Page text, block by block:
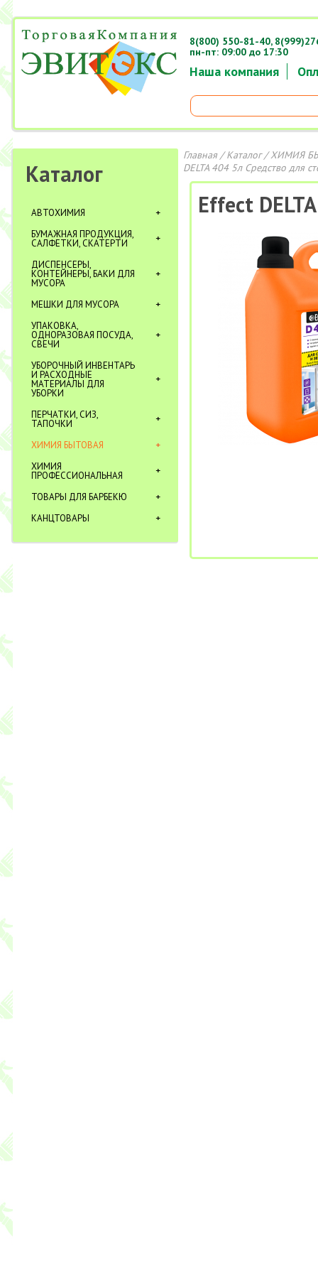
Наша компания
8(800) 550-81-40,
пн-пт: 09:00 до 17:30
Каталог
АВТОХИМИЯ
БУМАЖНАЯ ПРОДУКЦИЯ,
САЛФЕТКИ, СКАТЕРТИ
ДИСПЕНСЕРЫ,
КОНТЕЙНЕРЫ, БАКИ ДЛЯ
МУСОРА
МЕШКИ ДЛЯ МУСОРА
УПАКОВКА,
ОДНОРАЗОВАЯ ПОСУДА,
СВЕЧИ
УБОРОЧНЫЙ ИНВЕНТАРЬ
И РАСХОДНЫЕ
МАТЕРИАЛЫ ДЛЯ
УБОРКИ
ПЕРЧАТКИ, СИЗ,
ТАПОЧКИ
ХИМИЯ БЫТОВАЯ
ХИМИЯ
ПРОФЕССИОНАЛЬНАЯ
ТОВАРЫ ДЛЯ БАРБЕКЮ
КАНЦТОВАРЫ
Главная/Каталог/ХИМИЯ
DELTA 404 5л Средство для
Effect